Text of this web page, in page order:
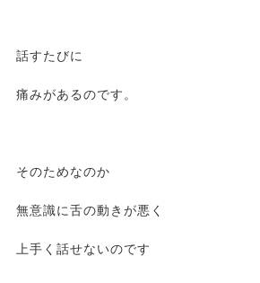
話すたびに
痛みがあるのです。
そのためなのか
無意識に舌の動きが悪く
上手く話せないのです